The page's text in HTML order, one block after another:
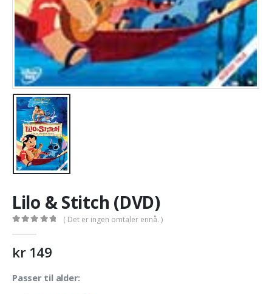
Lilo & Stitch (DVD)
( Det er ingen omtaler ennå. )
kr149
Passer til alder: